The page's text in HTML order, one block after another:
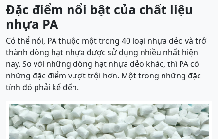
Đặc điểm nổi bật của chất liệu
nhựa PA
Có thể nói, PA thuộc một trong 40 loại nhựa dẻo và trở
thành dòng hạt nhựa được sử dụng nhiều nhất hiện
nay. So với những dòng hạt nhựa dẻo khác, thì PA có
những đặc điểm vượt trội hơn. Một trong những đặc
tính đó phải kể đến.